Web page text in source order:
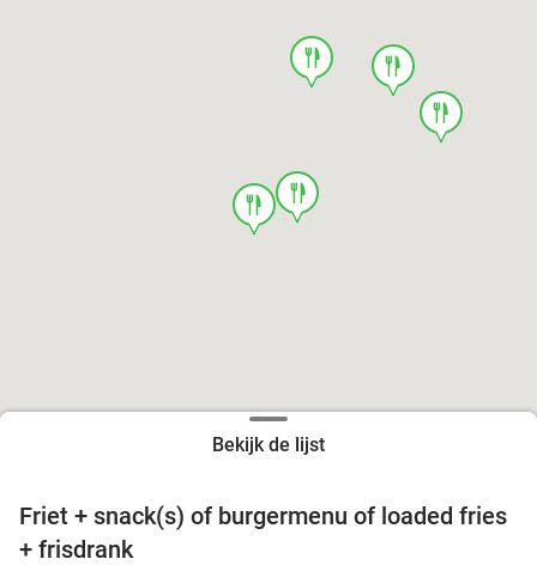
food
food
food
food
food
food
food
Bekijk de lijst
39%
Friet + snack(s) of burgermenu of loaded fries
+ frisdrank